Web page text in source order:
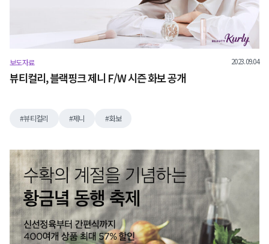
보도자료 2023.09.04
뷰티컬리, 블랙핑크 제니 F/W 시즌 화보 공개
뷰티컬리 제니 화보